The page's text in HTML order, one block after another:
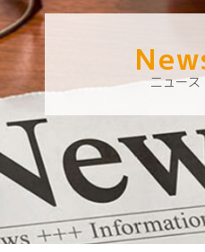
ニュース